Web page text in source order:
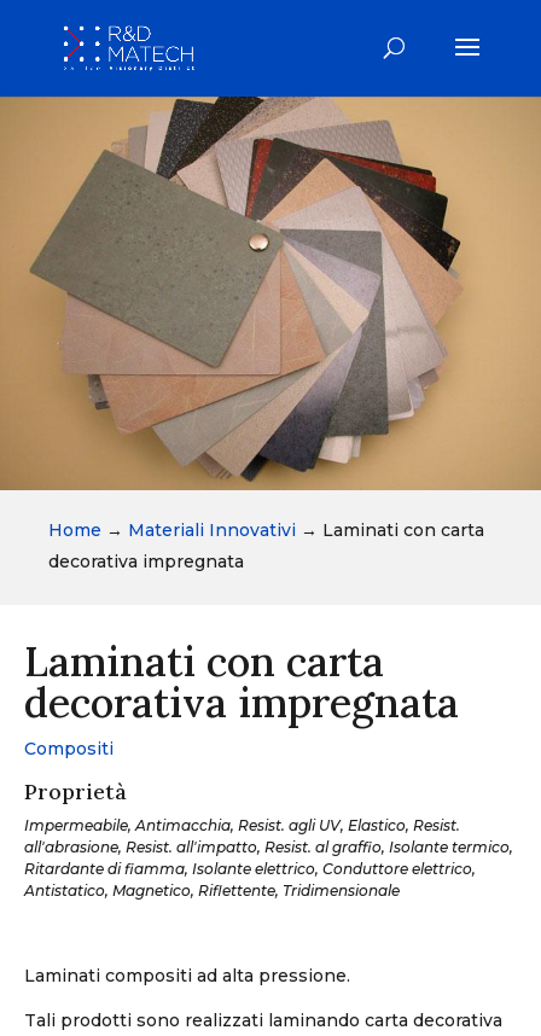
Home → Materiali Innovativi → Laminati con carta
decorativa impregnata
Laminati con carta
decorativa impregnata
Compositi
Proprietà
Impermeabile, Antimacchia, Resist. agli UV, Elastico, Resist.
all'abrasione, Resist. all'impatto, Resist. al graffio, Isolante termico,
Ritardante di fiamma, Isolante elettrico, Conduttore elettrico,
Antistatico, Magnetico, Riflettente, Tridimensionale
Laminati compositi ad alta pressione.
Tali prodotti sono realizzati laminando carta decorativa